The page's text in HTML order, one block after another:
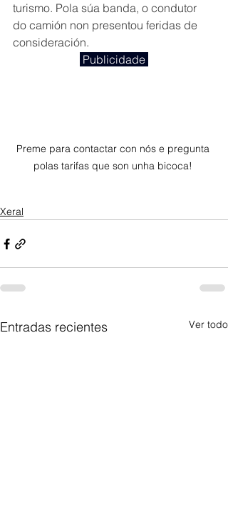
turismo. Pola súa banda, o condutor
do camión non presentou feridas de
consideración.
Publicidade
Preme para contactar con nós e pregunta
polas tarifas que son unha bicoca!
Xeral
Entradas recientes Ver todo